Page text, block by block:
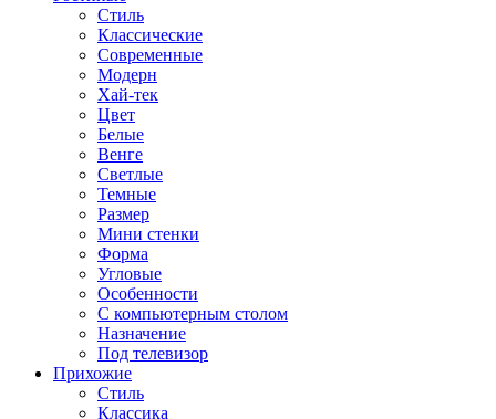
Стиль
Классические
Современные
Модерн
Хай-тек
Цвет
Белые
Венге
Светлые
Темные
Размер
Мини стенки
Форма
Угловые
Особенности
С компьютерным столом
Назначение
Под телевизор
Прихожие
Стиль
Классика